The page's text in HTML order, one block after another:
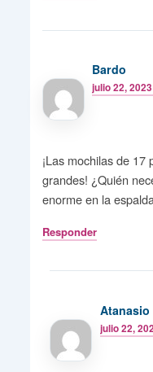
Bardo
julio 22,
¡Las mochilas de
grandes! ¿Quién
enorme en la
Responder
Atanasio
julio 22,